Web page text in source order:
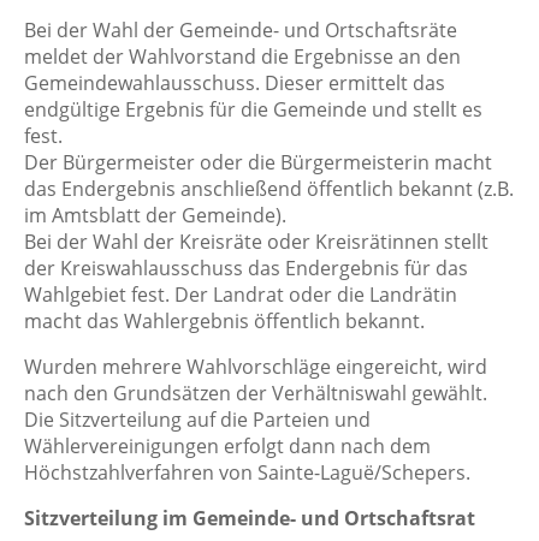
Bei der Wahl der Gemeinde- und Ortschaftsräte
meldet der Wahlvorstand die Ergebnisse an den
Gemeindewahlausschuss. Dieser ermittelt das
endgültige Ergebnis für die Gemeinde und stellt es
fest.
Der Bürgermeister oder die Bürgermeisterin macht
das Endergebnis anschließend öffentlich bekannt (z.B.
im Amtsblatt der Gemeinde).
Bei der Wahl der Kreisräte oder Kreisrätinnen stellt
der Kreiswahlausschuss das Endergebnis für das
Wahlgebiet fest. Der Landrat oder die Landrätin
macht das Wahlergebnis öffentlich bekannt.
Wurden mehrere Wahlvorschläge eingereicht, wird
nach den Grundsätzen der Verhältniswahl gewählt.
Die Sitzverteilung auf die Parteien und
Wählervereinigungen erfolgt dann nach dem
Höchstzahlverfahren von Sainte-Laguë/Schepers.
Sitzverteilung im Gemeinde- und Ortschaftsrat